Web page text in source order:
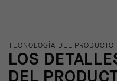
TECNOLOGÍA DEL PRODUCTO
LOS
DEL